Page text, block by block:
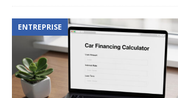
ENTREPRISE